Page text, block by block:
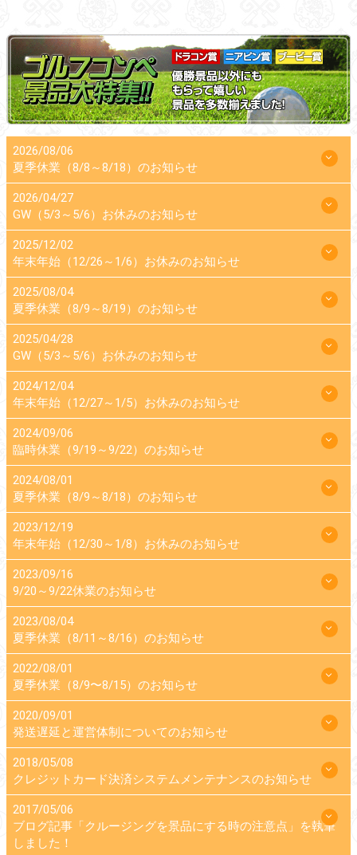
2026/08/06
夏季休業（8/8～8/18）のお知らせ
2026/04/27
GW（5/3～5/6）お休みのお知らせ
2025/12/02
年末年始（12/26～1/6）お休みのお知らせ
2025/08/04
夏季休業（8/9～8/19）のお知らせ
2025/04/28
GW（5/3～5/6）お休みのお知らせ
2024/12/04
年末年始（12/27～1/5）お休みのお知らせ
2024/09/06
臨時休業（9/19～9/22）のお知らせ
2024/08/01
夏季休業（8/9～8/18）のお知らせ
2023/12/19
年末年始（12/30～1/8）お休みのお知らせ
2023/09/16
9/20～9/22休業のお知らせ
2023/08/04
夏季休業（8/11～8/16）のお知らせ
2022/08/01
夏季休業（8/9〜8/15）のお知らせ
2020/09/01
発送遅延と運営体制についてのお知らせ
2018/05/08
クレジットカード決済システムメンテナンスのお知らせ
2017/05/06
ブログ記事「クルージングを景品にする時の注意点」を執筆
しました！